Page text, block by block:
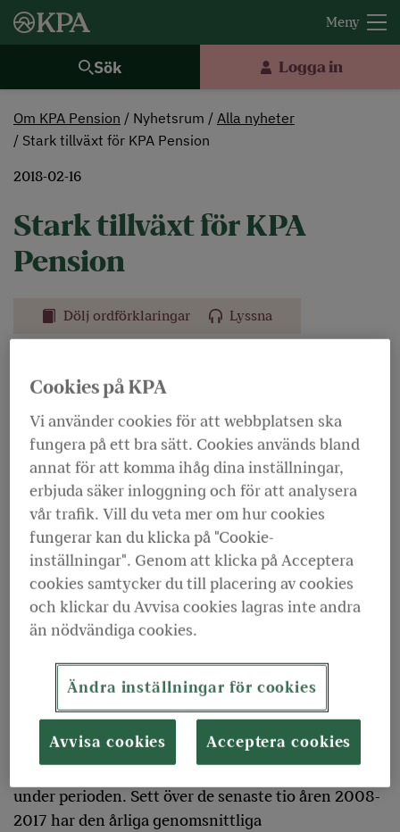
Sök Logga in
Om KPA Pension Nyhetsrum
Alla nyheter
Stark tillväxt för KPA Pension
2018-02-16
Stark tillväxt för KPA
Pension
Dölj ordförklaringar Lyssna
KPA Pension, sin helårsöversikt för 2017. KPA
Pension växer starkt på sin marknad och bidrar
tydligt till Folksamgruppens premietillväxt.
Premieinkomsten för KPA Pensionsförsäkring
uppgick till 13 378 (12 138) miljoner kronor, vilket är
en ökning med tio procent.
Som förvalsbolag inom premiebestämd pension fick
KPA Pension i samband med årsförmedlingen 115
000 nya pensionssparare som omfattas av
000 fler än året innan.
Totalavkastningen uppgick till 4,6 (6,6) procent för
perioden och avkastningsräntan var 4,8 (6,7)
under perioden. Sett över de senaste tio åren 2008-
2017 har den årliga genomsnittliga
Cookies på KPA
Vi använder cookies för att webbplatsen ska
fungera på ett bra sätt. Cookies används bland
annat för att komma ihåg dina inställningar,
erbjuda säker inloggning och för att analysera
vår trafik. Vill du veta mer om hur cookies
fungerar kan du klicka på "Cookie-
inställningar". Genom att klicka på Acceptera
cookies samtycker du till placering av cookies
och klickar du Avvisa cookies lagras inte andra
än nödvändiga cookies.
Ändra inställningar för cookies
Avvisa cookies Acceptera cookies